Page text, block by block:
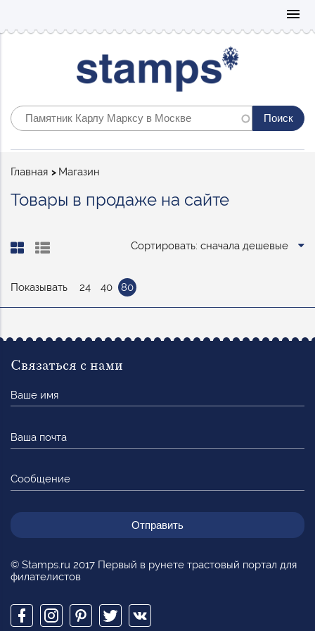
menu
Строка
Главная Магазин
Товары в продаже на сайте
Сортировать: сначала дешевые
Показывать 24 40 80
© Stamps.ru 2017 Первый в рунете трастовый портал для
филателистов
Связаться с нами
имя
почта
Сообщение